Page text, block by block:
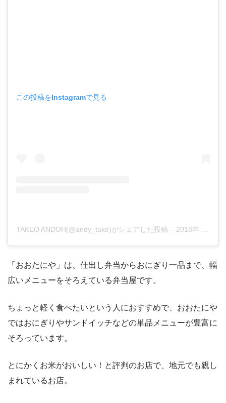
この投稿をInstagramで見る
TAKEO ANDOH(@andy_take)がシェアした投稿 – 2018年 6月月12日午前7時31分PDT
「おおたにや」は、仕出し弁当からおにぎり一品まで、幅
広いメニューをそろえている弁当屋です。
ちょっと軽く食べたいという人におすすめで、おおたにや
ではおにぎりやサンドイッチなどの単品メニューが豊富に
そろっています。
とにかくお米がおいしい！と評判のお店で、地元でも親し
まれているお店。